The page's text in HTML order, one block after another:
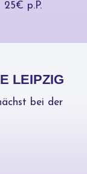
25€ p.P.
LEIPZIG
bei der